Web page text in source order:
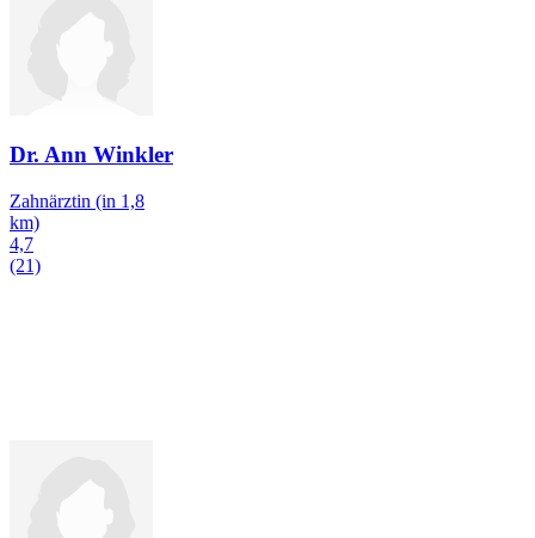
Dr. Ann Winkler
Zahnärztin (in 1,8
km)
4,7
(21)